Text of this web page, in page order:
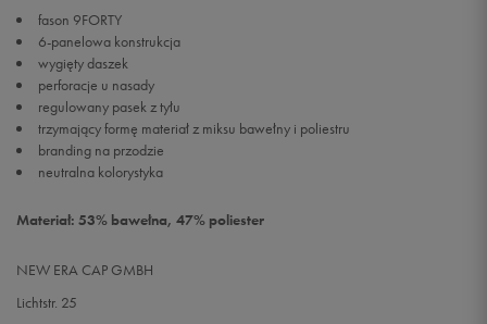
fason 9FORTY
6-panelowa konstrukcja
wygięty daszek
perforacje u nasady
regulowany pasek z tyłu
trzymający formę materiał z miksu bawełny i poliestru
branding na przodzie
neutralna kolorystyka
Materiał: 53% bawełna, 47% poliester
NEW ERA CAP GMBH
Lichtstr. 25